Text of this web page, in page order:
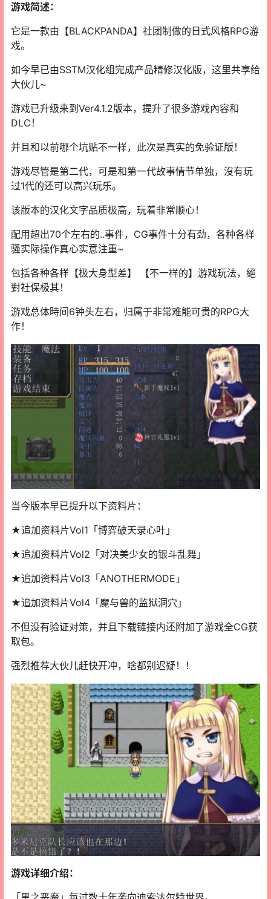
游戏简述：
它是一款由【BLACKPANDA】社团制做的日式风格RPG游
戏。
如今早已由SSTM汉化组完成产品精修汉化版，这里共享给
大伙儿~
游戏已升级来到Ver4.1.2版本，提升了很多游戏內容和
DLC！
并且和以前哪个坑贴不一样，此次是真实的免验证版！
游戏尽管是第二代，可是和第一代故事情节单独，沒有玩
过1代的还可以高兴玩乐。
该版本的汉化文字品质极高，玩着非常顺心！
配用超出70个左右的..事件，CG事件十分有劲，各种各样
骚实际操作真心实意注重~
包括各种各样【极大身型差】 【不一样的】游戏玩法，絕
對社保极其！
游戏总体時间6钟头左右，归属于非常难能可贵的RPG大
作！
当今版本早已提升以下资料片：
★追加资料片Vol1「博弈破天录心叶」
★追加资料片Vol2「对决美少女的银斗乱舞」
★追加资料片Vol3「ANOTHERMODE」
★追加资料片Vol4「魔与兽的监狱洞穴」
不但没有验证对策，并且下载链接内还附加了游戏全CG获
取包。
强烈推荐大伙儿赶快开冲，啥都别迟疑！！
游戏详细介绍：